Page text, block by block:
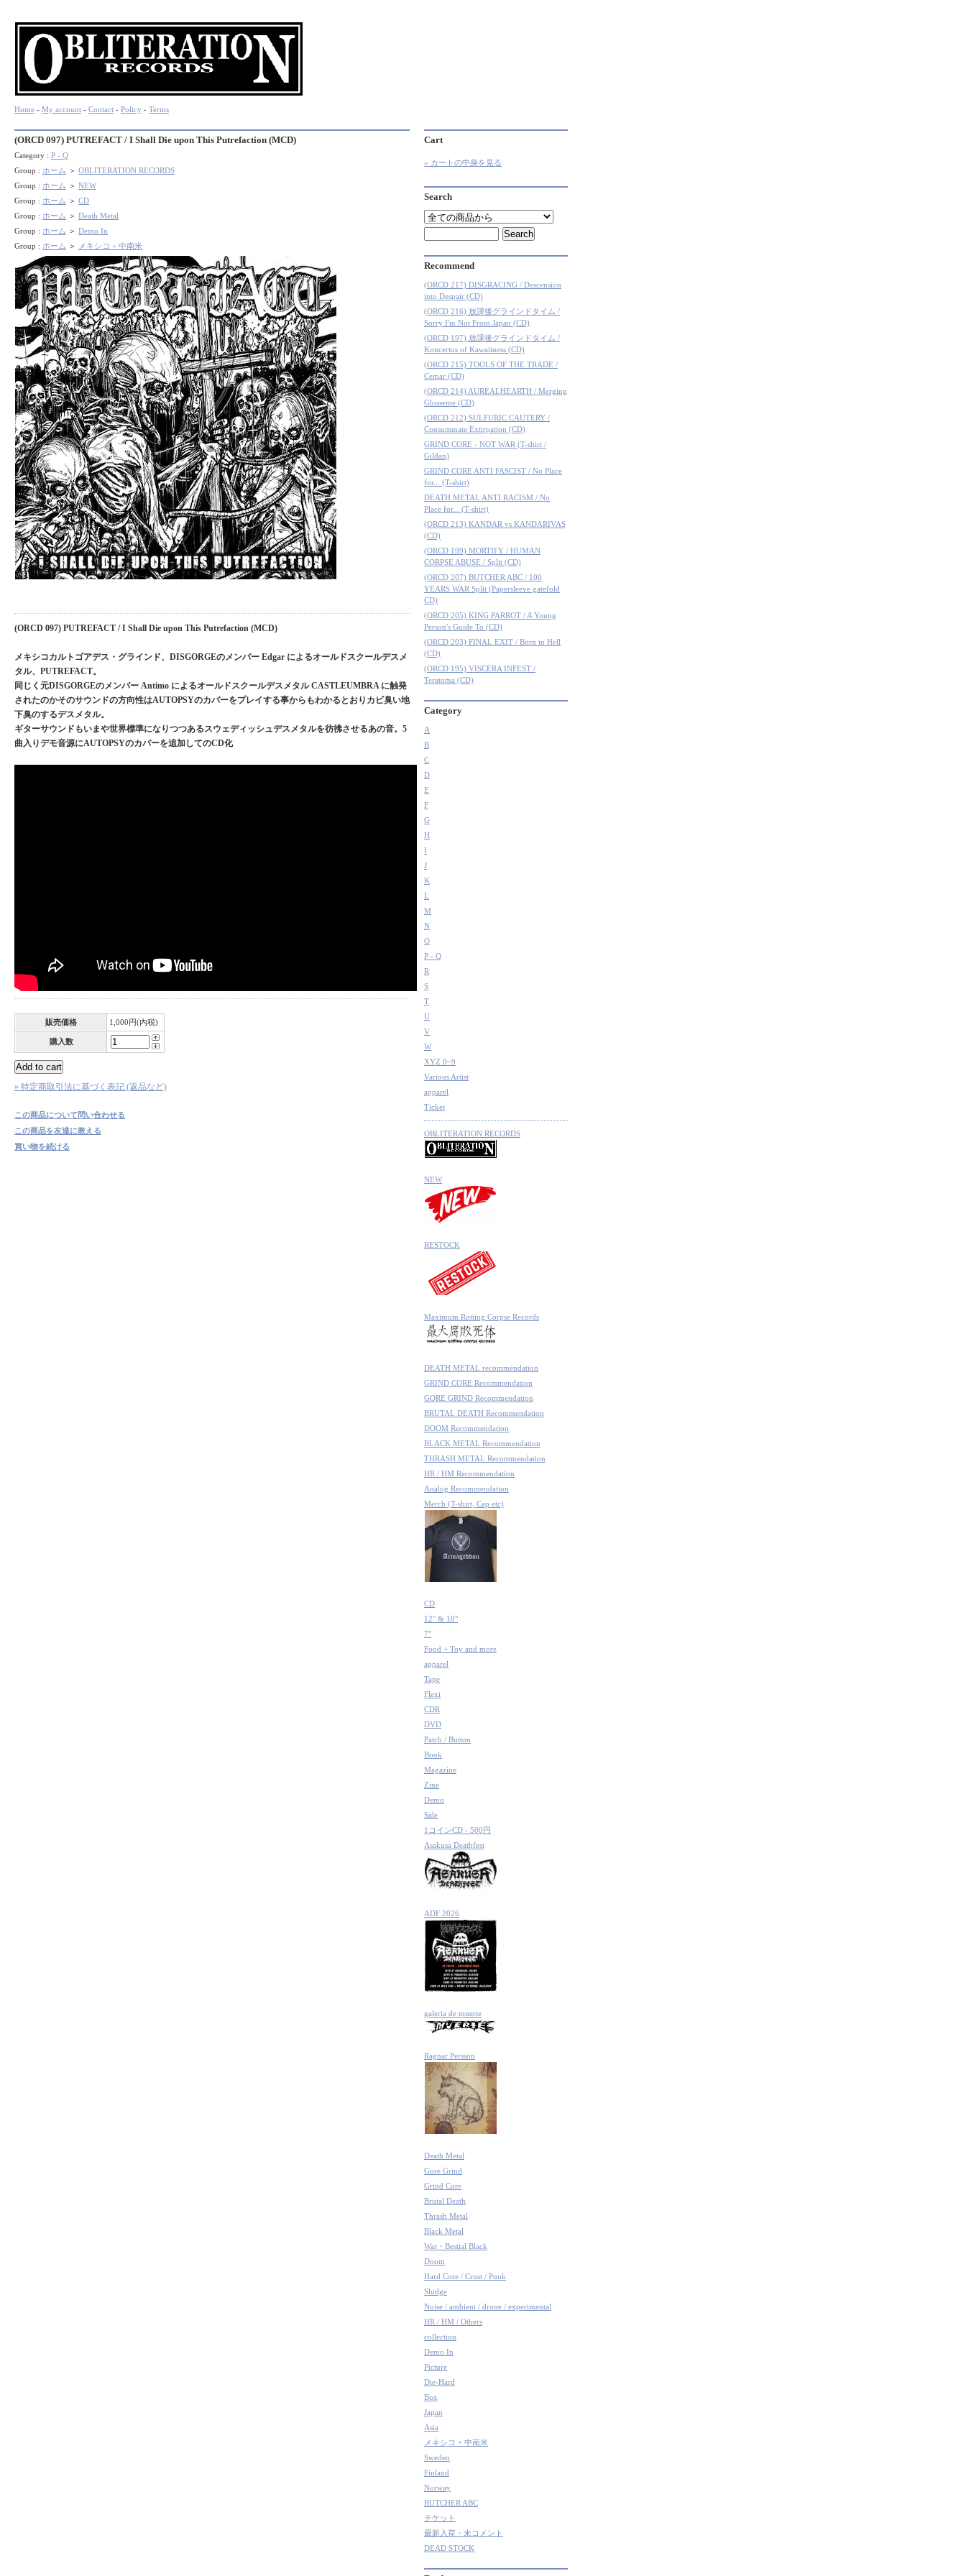
Home - My account - Contact - Policy - Terms
(ORCD 097) PUTREFACT / I Shall Die upon This Putrefaction (MCD)
Category : P - Q
Group : ホーム ＞ OBLITERATION RECORDS
Group : ホーム ＞ NEW
Group : ホーム ＞ CD
Group : ホーム ＞ Death Metal
Group : ホーム ＞ Demo In
Group : ホーム ＞ メキシコ + 中南米
(ORCD 097) PUTREFACT / I Shall Die upon This Putrefaction (MCD)
メキシコカルトゴアデス・グラインド、DISGORGEのメンバー Edgar によるオールドスクールデスメ
タル、PUTREFACT。
同じく元DISGORGEのメンバー Antimo によるオールドスクールデスメタル CASTLEUMBRA に触発
されたのかそのサウンドの方向性はAUTOPSYのカバーをプレイする事からもわかるとおりカビ臭い地
下臭のするデスメタル。
ギターサウンドもいまや世界標準になりつつあるスウェディッシュデスメタルを彷彿させるあの音。5
曲入りデモ音源にAUTOPSYのカバーを追加してのCD化
販売価格 1,000円(内税)
購入数
» 特定商取引法に基づく表記 (返品など)
この商品について問い合わせる
この商品を友達に教える
買い物を続ける
Cart
» カートの中身を見る
Search
Recommend
(ORCD 217) DISGRACING / Descension
into Despair (CD)
(ORCD 216) 放課後グラインドタイム /
Sorry I'm Not From Japan (CD)
(ORCD 197) 放課後グラインドタイム /
Koncertos of Kawaiiness (CD)
(ORCD 215) TOOLS OF THE TRADE /
Cemar (CD)
(ORCD 214) AUREALHEARTH / Merging
Glosseme (CD)
(ORCD 212) SULFURIC CAUTERY /
Consummate Extirpation (CD)
GRIND CORE - NOT WAR (T-shirt /
Gildan)
GRIND CORE ANTI FASCIST / No Place
for... (T-shirt)
DEATH METAL ANTI RACISM / No
Place for... (T-shirt)
(ORCD 213) KANDAR vs KANDARIVAS
(CD)
(ORCD 199) MORTIFY / HUMAN
CORPSE ABUSE / Split (CD)
(ORCD 207) BUTCHER ABC / 100
YEARS WAR Split (Papersleeve gatefold
CD)
(ORCD 205) KING PARROT / A Young
Person's Guide To (CD)
(ORCD 203) FINAL EXIT / Born in Hell
(CD)
(ORCD 195) VISCERA INFEST /
Teratoma (CD)
Category
A
B
C
D
E
F
G
H
I
J
K
L
M
N
O
P - Q
R
S
T
U
V
W
XYZ 0~9
Various Artist
apparel
Ticket
OBLITERATION RECORDS
NEW
RESTOCK
Maximum Rotting Corpse Records
DEATH METAL recommendation
GRIND CORE Recommendation
GORE GRIND Recommendation
BRUTAL DEATH Recommendation
DOOM Recommendation
BLACK METAL Recommendation
THRASH METAL Recommendation
HR / HM Recommendation
Analog Recommendation
Merch (T-shirt, Cap etc)
CD
12" & 10"
7"
Food + Toy and more
apparel
Tape
Flexi
CDR
DVD
Patch / Button
Book
Magazine
Zine
Demo
Sale
1コインCD - 500円
Asakusa Deathfest
ADF 2026
galeria de muerte
Ragnar Persson
Death Metal
Gore Grind
Grind Core
Brutal Death
Thrash Metal
Black Metal
War・Bestial Black
Doom
Hard Core / Crust / Punk
Sludge
Noise / ambient / drone / experimental
HR / HM / Others
collection
Demo In
Picture
Die-Hard
Box
Japan
Asia
メキシコ + 中南米
Sweden
Finland
Norway
BUTCHER ABC
チケット
最新入荷・未コメント
DEAD STOCK